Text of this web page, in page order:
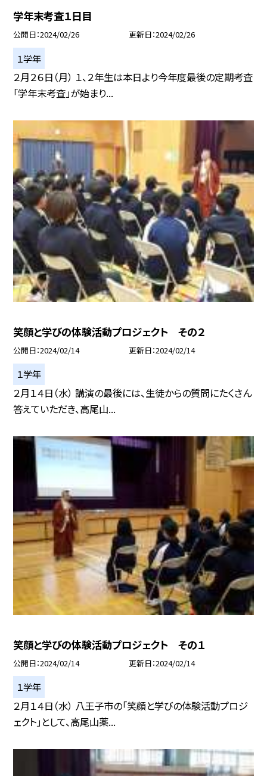
学年末考査１日目
公開日 2024/02/26 更新日 2024/02/26
１学年
２月２６日（月） １、２年生は本日より今年度最後の定期考査
「学年末考査」が始まり...
笑顔と学びの体験活動プロジェクト その２
公開日 2024/02/14 更新日 2024/02/14
１学年
２月１４日（水） 講演の最後には、生徒からの質問にたくさん
答えていただき、高尾山...
笑顔と学びの体験活動プロジェクト その１
公開日 2024/02/14 更新日 2024/02/14
１学年
２月１４日（水） 八王子市の「笑顔と学びの体験活動プロジ
ェクト」として、高尾山薬...